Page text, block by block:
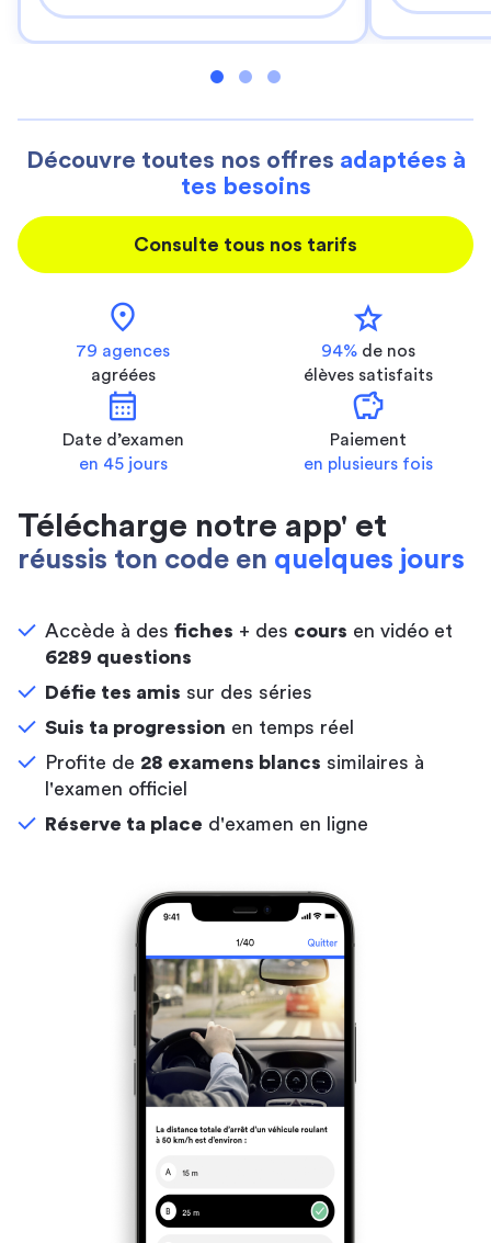
Découvre toutes nos offres adaptées à
tes besoins
Consulte tous nos tarifs
location_on
79 agences
agréées
star
94% de nos
élèves satisfaits
calendar_month
Date d’examen
en 45 jours
savings
Paiement
en plusieurs fois
Télécharge notre app' et
réussis ton code en quelques jours
Accède à des fiches + des cours en vidéo et
6289 questions
Défie tes amis sur des séries
Suis ta progression en temps réel
Profite de 28 examens blancs similaires à
l'examen officiel
Réserve ta place d'examen en ligne